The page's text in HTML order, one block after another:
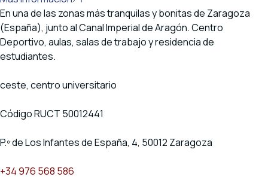
En una de las zonas más tranquilas y bonitas de Zaragoza
(España), junto al Canal Imperial de Aragón. Centro
Deportivo, aulas, salas de trabajo y residencia de
estudiantes.
ceste, centro universitario
Código RUCT 50012441
P.º de Los Infantes de España, 4, 50012 Zaragoza
+34 976 568 586